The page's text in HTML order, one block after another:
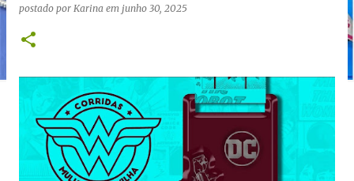
postado por Karina em junho 30, 2025